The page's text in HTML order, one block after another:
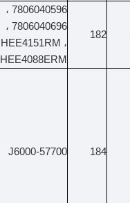
182
7806040596 ،
7806040696 ،
HEE4151RM ،
HEE4088ERM
184
57700-J6000